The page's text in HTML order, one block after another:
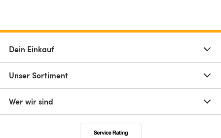
Dein Einkauf
Unser Sortiment
Wer wir sind